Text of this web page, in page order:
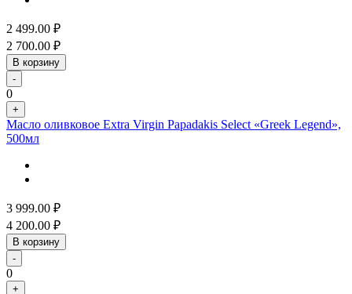
2 499.00 ₽
2 700.00 ₽
В корзину
-
0
+
Масло оливковое Extra Virgin Papadakis Select «Greek Legend»,
500мл
3 999.00 ₽
4 200.00 ₽
В корзину
-
0
+